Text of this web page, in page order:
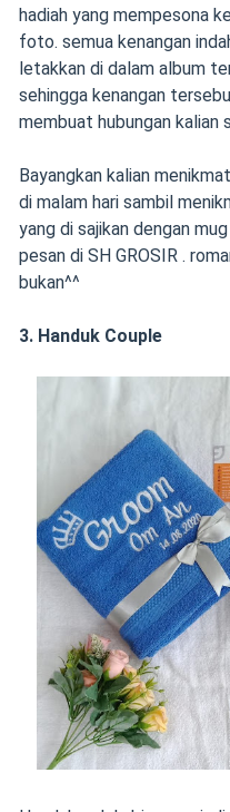
hadiah yang mempesona
foto. semua kenangan
letakkan di dalam album
sehingga kenangan
membuat hubungan kalian
Bayangkan kalian
di malam hari sambil
yang di sajikan dengan
pesan di SH GROSIR .
bukan^^
3. Handuk Couple